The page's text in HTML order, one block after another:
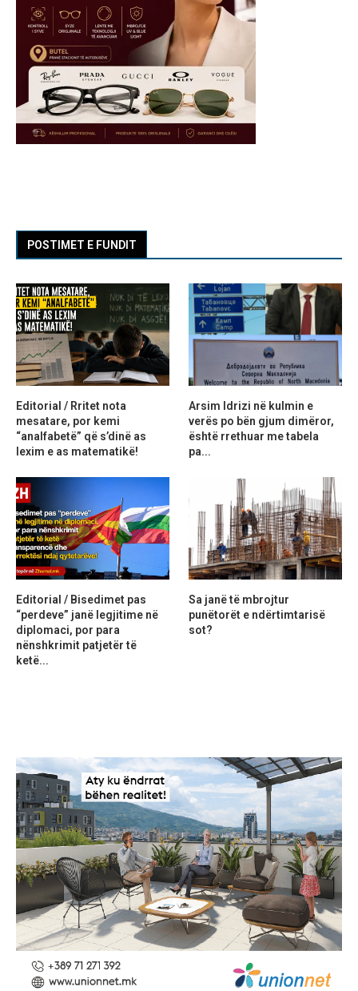
POSTIMET E FUNDIT
Editorial / Rritet nota
mesatare, por kemi
“analfabetë” që s’dinë as
lexim e as matematikë!
Arsim Idrizi në kulmin e
verës po bën gjum dimëror,
është rrethuar me tabela
pa...
Editorial / Bisedimet pas
“perdeve” janë legjitime në
diplomaci, por para
nënshkrimit patjetër të
ketë...
Sa janë të mbrojtur
punëtorët e ndërtimtarisë
sot?